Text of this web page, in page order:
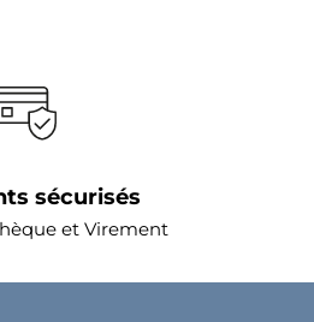
sécurisés
et Virement